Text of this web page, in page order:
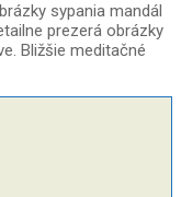
sypania mandál
prezerá obrázky
Bližšie meditačné